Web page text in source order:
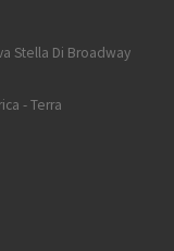
Stella Di Broadway
- Terra